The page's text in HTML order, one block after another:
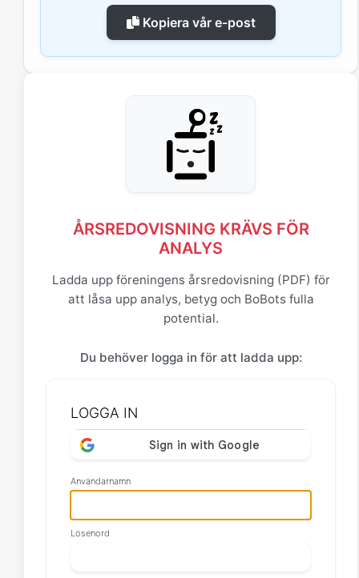
Kopiera vår e-post
ÅRSREDOVISNING KRÄVS FÖR
ANALYS
Ladda upp föreningens årsredovisning (PDF) för
att låsa upp analys, betyg och BoBots fulla
potential.
Du behöver logga in för att ladda upp:
LOGGA IN
Användarnamn
Lösenord